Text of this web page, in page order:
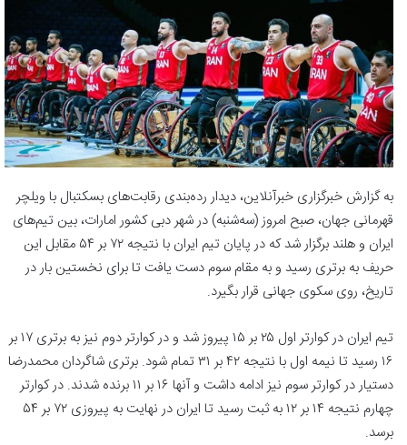
به گزارش خبرگزاری خبرآنلاین، دیدار رده‌بندی رقابت‌های بسکتبال با ویلچر
قهرمانی جهان، صبح امروز (سه‌شنبه) در شهر دبی کشور امارات، بین تیم‌های
ایران و هلند برگزار شد که در پایان تیم ایران با نتیجه ۷۲ بر ۵۴ مقابل این
حریف به برتری رسید و به مقام سوم دست یافت تا برای نخستین بار در
تاریخ، روی سکوی جهانی قرار بگیرد.
تیم ایران در کوارتر اول ۲۵ بر ۱۵ پیروز شد و در کوارتر دوم نیز به برتری ۱۷ بر
۱۶ رسید تا نیمه اول با نتیجه ۴۲ بر ۳۱ تمام شود. برتری شاگردان محمدرضا
دستیار در کوارتر سوم نیز ادامه داشت و آنها ۱۶ بر ۱۱ برنده شدند. در کوارتر
چهارم نتیجه ۱۴ بر ۱۲ به ثبت رسید تا ایران در نهایت به پیروزی ۷۲ بر ۵۴
برسد.